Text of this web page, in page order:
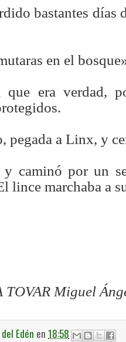
bastantes días
en el
que era verdad,
pegada a Linx, y
y caminó por un
lince marchaba a
Miguel
Edén en 18:58